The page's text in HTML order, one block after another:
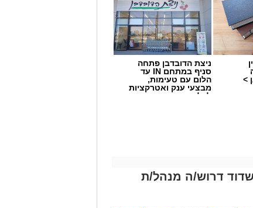
>
ניצת הדובדבן פתחה
סניף במתחם IN עד
הלום עם טעימות,
מבצעי ענק ואטרקציות
לכל המשפחה
דרוש/ה מנהל/ת